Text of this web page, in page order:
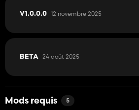
V1.0.0.0 12 novembre 2025
BETA 24 août 2025
Mods requis 5